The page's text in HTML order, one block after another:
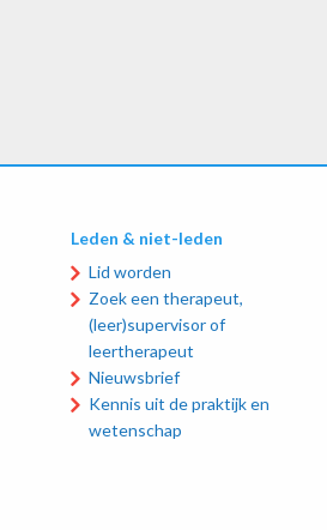
Leden & niet-leden
Lid worden
Zoek een therapeut,
(leer)supervisor of
leertherapeut
Nieuwsbrief
Kennis uit de praktijk en
wetenschap